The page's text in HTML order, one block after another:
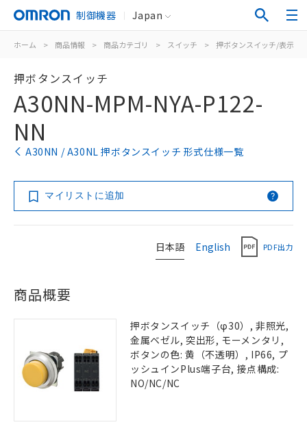
制御機器 Japan
ホーム > 商品情報 > 商品カテゴリ > スイッチ > 押ボタンスイッチ/表示灯
押ボタンスイッチ
A30NN-MPM-NYA-P122-
NN
A30NN / A30NL 押ボタンスイッチ 形式仕様一覧
マイリストに追加
日本語 English PDF出力
商品概要
押ボタンスイッチ（φ30）, 非照光,
金属ベゼル, 突出形, モーメンタリ,
ボタンの色: 黄（不透明）, IP66, プ
ッシュインPlus端子台, 接点構成:
NO/NC/NC